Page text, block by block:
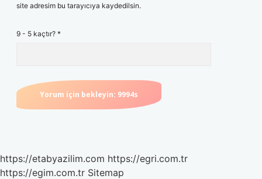
site adresim bu tarayıcıya kaydedilsin.
9 - 5 kaçtır? *
https://etabyazilim.com https://egri.com.tr
https://egim.com.tr Sitemap